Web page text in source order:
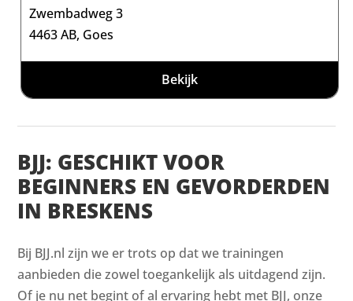
Zwembadweg 3
4463 AB, Goes
Bekijk
BJJ: GESCHIKT VOOR
BEGINNERS EN GEVORDERDEN
IN BRESKENS
Bij BJJ.nl zijn we er trots op dat we trainingen
aanbieden die zowel toegankelijk als uitdagend zijn.
Of je nu net begint of al ervaring hebt met BJJ, onze